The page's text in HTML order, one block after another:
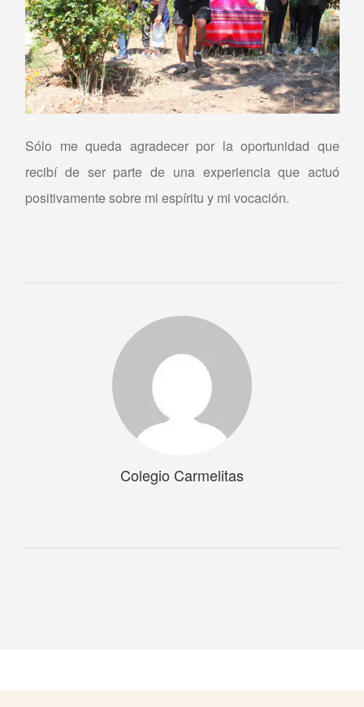
Sólo me queda agradecer por la oportunidad que
recibí de ser parte de una experiencia que actuó
positivamente sobre mi espíritu y mi vocación.
Colegio Carmelitas